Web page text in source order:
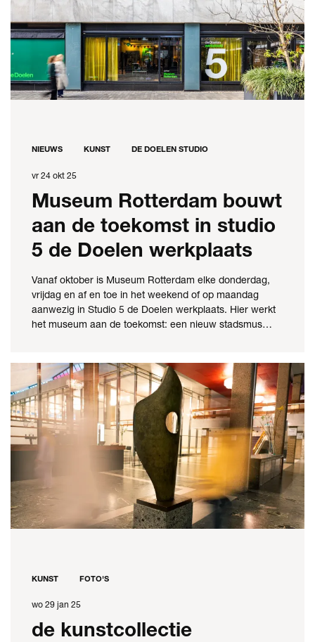
vr 24 okt 25
Museum Rotterdam bouwt
aan de toekomst in studio
5 de Doelen werkplaats
Vanaf oktober is Museum Rotterdam elke donderdag,
vrijdag en af en toe in het weekend of op maandag
aanwezig in Studio 5 de Doelen werkplaats. Hier werkt
het museum aan de toekomst: een nieuw stadsmus…
NIEUWS KUNST DE DOELEN STUDIO
wo 29 jan 25
de kunstcollectie
KUNST FOTO'S